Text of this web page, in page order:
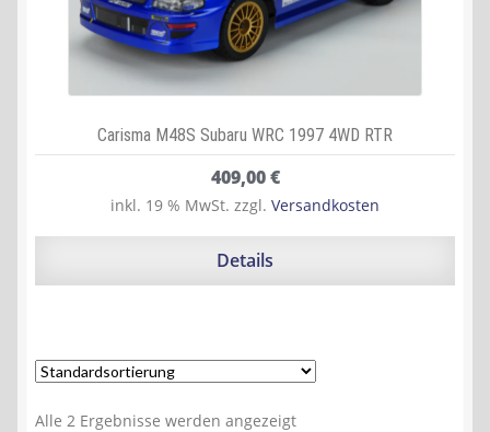
Carisma M48S Subaru WRC 1997 4WD RTR
409,00€
inkl. 19 % MwSt. zzgl. Versandkosten
Details
Alle 2 Ergebnisse werden angezeigt